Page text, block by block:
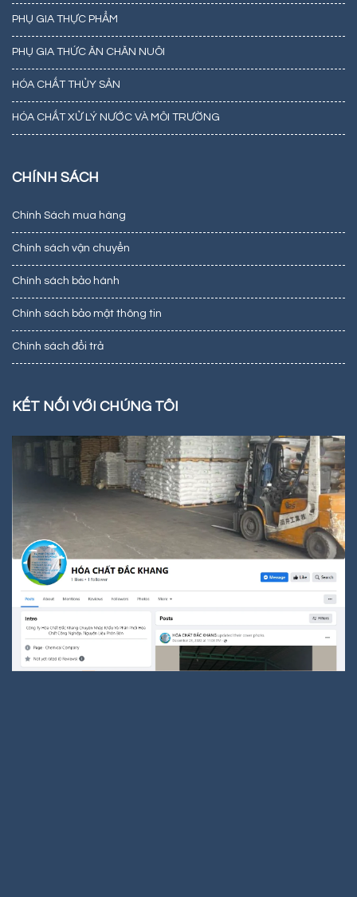
PHỤ GIA THỰC PHẨM
PHỤ GIA THỨC ĂN CHĂN NUÔI
HÓA CHẤT THỦY SẢN
HÓA CHẤT XỬ LÝ NƯỚC VÀ MÔI TRƯỜNG
CHÍNH SÁCH
Chính Sách mua hàng
Chính sách vận chuyển
Chính sách bảo hành
Chính sách bảo mật thông tin
Chính sách đổi trả
KẾT NỐI VỚI CHÚNG TÔI